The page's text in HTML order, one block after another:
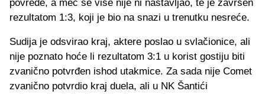
povrede, a meč se više nije ni nastavljao, te je završen
rezultatom 1:3, koji je bio na snazi u trenutku nesreće.
Sudija je odsvirao kraj, aktere poslao u svlačionice, ali
nije poznato hoće li rezultatom 3:1 u korist gostiju biti
zvanično potvrđen ishod utakmice. Za sada nije Comet
zvanično potvrdio kraj duela, ali u NK Šantići